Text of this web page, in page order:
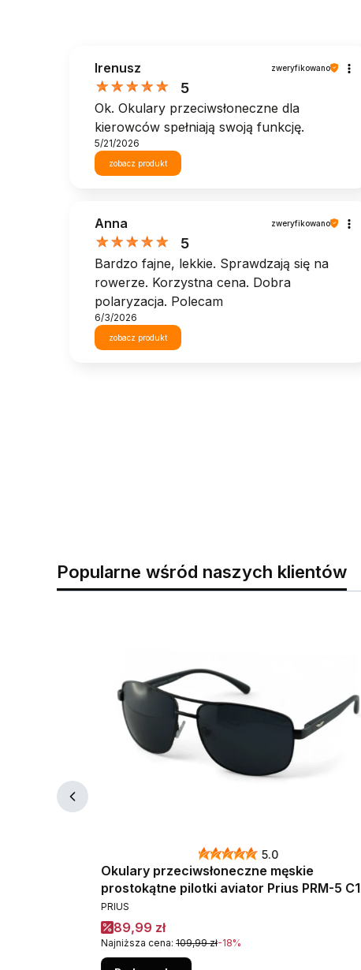
Irenusz zweryfikowano
5
Ok. Okulary przeciwsłoneczne dla
kierowców spełniają swoją funkcję.
5/21/2026
zobacz produkt
Anna zweryfikowano
5
Bardzo fajne, lekkie. Sprawdzają się na
rowerze. Korzystna cena. Dobra
polaryzacja. Polecam
6/3/2026
zobacz produkt
Popularne wśród naszych klientów
5.0
Okulary przeciwsłoneczne męskie
prostokątne pilotki aviator Prius PRM-5 C1
czarne polaryzacyjne
PRODUCENT
PRIUS
Cena promocyjna
89,99 zł
Najniższa cena: 109,99 zł-18%